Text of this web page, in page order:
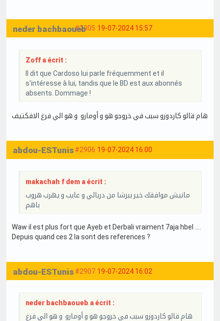
#2905 19-07-2024 15:57
neder bachbaoueb
Zoff a écrit :
Il dit que Cardoso lui parle fréquemment et il
s'intéresse à lui, tandis que le BD est aux abonnés
absents. Dommage !
هام قالو كاردوزو سبب في خروجو هو و أومارو و هو الي فرغ الافكتيف
#2906 19-07-2024 16:00
abdou-ESTunis
makachah f dem a écrit :
مانيش موافقك خير ببرشا من دربالي و عايب و يهرب هروب
باهم
Waw il est plus fort que Ayeb et Derbali vraiment 7aja hbel ....
Depuis quand ces 2 la sont des references ?
#2907 19-07-2024 16:02
abdou-ESTunis
neder bachbaoueb a écrit :
هام قالو كاردوزو سبب في خروجو هو و أومارو و هو الي فرغ